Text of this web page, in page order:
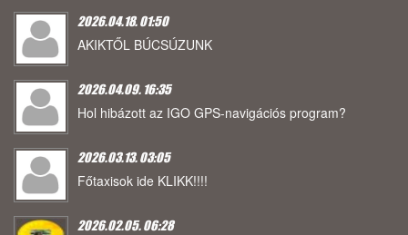
2026.04.18. 01:50
AKIKTŐL BÚCSÚZUNK
2026.04.09. 16:35
Hol hibázott az IGO GPS-navigációs program?
2026.03.13. 03:05
Főtaxisok ide KLIKK!!!!
2026.02.05. 06:28